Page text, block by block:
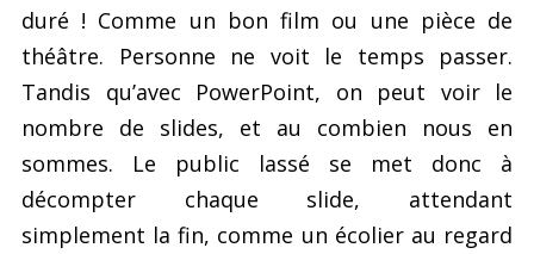
duré ! Comme un bon film ou une pièce de
théâtre. Personne ne voit le temps passer.
Tandis qu’avec PowerPoint, on peut voir le
nombre de slides, et au combien nous en
sommes. Le public lassé se met donc à
décompter chaque slide, attendant
simplement la fin, comme un écolier au regard